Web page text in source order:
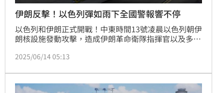
伊朗反擊！以色列彈如雨下全國警報響不停
以色列和伊朗正式開戰！中東時間13號凌晨以色列朝伊
朗核設施發動攻擊，造成伊朗革命衛隊指揮官以及多名
厲懲罰，隨後伊朗進行反擊，先是出動上百架無人機朝
報大響，包含特拉維夫在內的多處城市遭到攻擊，已經
造成多人受傷。
2025/06/14 05:13